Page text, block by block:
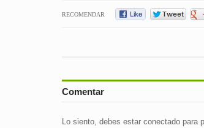
RECOMENDAR
Comentar
Lo siento, debes estar conectadopara